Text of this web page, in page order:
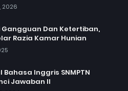
2026
Gangguan Dan Ketertiban,
Razia Kamar Hunian
Bahasa Inggris SNMPTN
Jawaban II